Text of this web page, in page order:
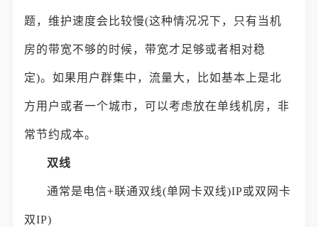
题，维护速度会比较慢(这种情况况下，只有当机
房的带宽不够的时候，带宽才足够或者相对稳
定)。如果用户群集中，流量大，比如基本上是北
方用户或者一个城市，可以考虑放在单线机房，非
常节约成本。
双线
通常是电信+联通双线(单网卡双线)IP或双网卡
双IP)